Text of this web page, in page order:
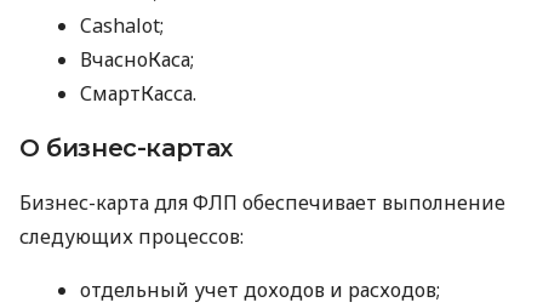
Cashalot;
ВчасноКаса;
СмартКасса.
О бизнес-картах
Бизнес-карта для ФЛП обеспечивает выполнение
следующих процессов:
отдельный учет доходов и расходов;